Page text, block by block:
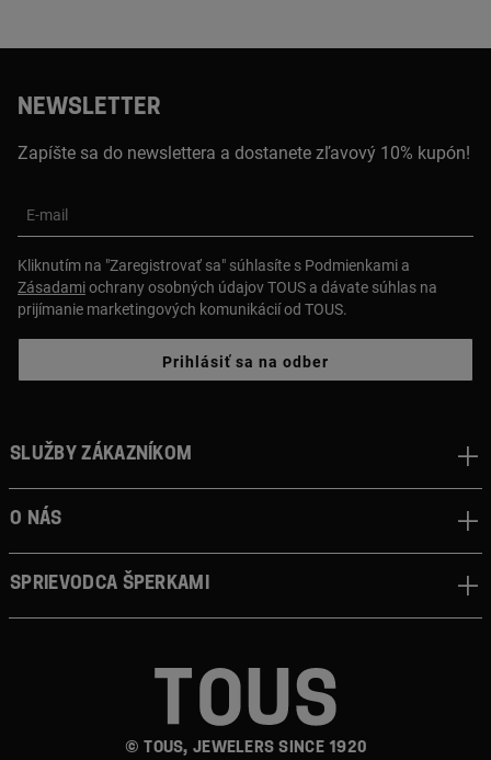
NEWSLETTER
Zapíšte sa do newslettera a dostanete zľavový 10% kupón!
E-mail
Kliknutím na "Zaregistrovať sa" súhlasíte s Podmienkami a
Zásadamiochrany osobných údajov TOUS a dávate súhlas na
prijímanie marketingových komunikácií od TOUS.
Prihlásiť sa na odber
© TOUS, JEWELERS SINCE 1920
Služby zákazníkom
O nás
Sprievodca šperkami